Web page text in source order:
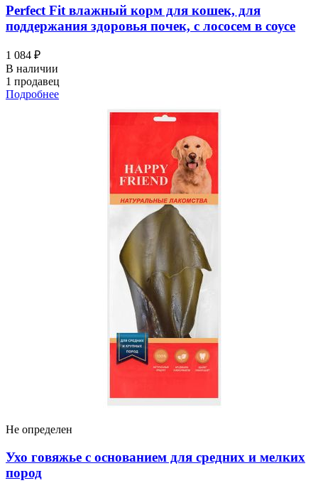
Perfect Fit влажный корм для кошек, для
поддержания здоровья почек, с лососем в соусе
1 084 ₽
В наличии
1 продавец
Подробнее
Не определен
Ухо говяжье с основанием для средних и мелких
пород